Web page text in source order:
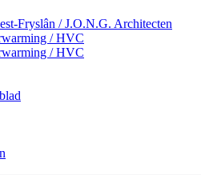
Fryslân / J.O.N.G. Architecten
/ HVC
/ HVC